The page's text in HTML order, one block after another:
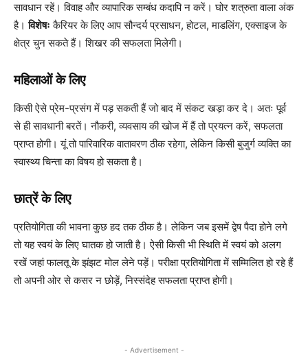
सावधान रहें। विवाह और व्यापारिक सम्बंध कदापि न करें। घोर शत्रुता वाला अंक
है।विशेषः कैरियर के लिए आप सौन्दर्य प्रसाधन, होटल, माडलिंग, एक्साइज के
क्षेत्र चुन सकते हैं। शिखर की सफलता मिलेगी।
महिलाओं के लिए
किसी ऐसे प्रेम-प्रसंग में पड़ सकती हैं जो बाद में संकट खड़ा कर दे। अतः पूर्व
से ही सावधानी बरतें। नौकरी, व्यवसाय की खोज में हैं तो प्रयत्न करें, सफलता
प्राप्त होगी। यूं तो पारिवारिक वातावरण ठीक रहेगा, लेकिन किसी बुजुर्ग व्यक्ति का
स्वास्थ्य चिन्ता का विषय हो सकता है।
छात्रें के लिए
प्रतियोगिता की भावना कुछ हद तक ठीक है। लेकिन जब इसमें द्वेष पैदा होने लगे
तो यह स्वयं के लिए घातक हो जाती है। ऐसी किसी भी स्थिति में स्वयं को अलग
रखें जहां फालतू के झंझट मोल लेने पड़ें। परीक्षा प्रतियोगिता में सम्मिलित हो रहे हैं
तो अपनी ओर से कसर न छोड़ें, निस्संदेह सफलता प्राप्त होगी।
- Advertisement -